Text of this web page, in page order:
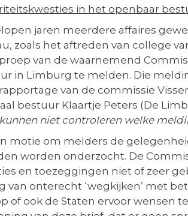
in het openbaar
jaren meerdere affaires
zoals het aftreden van college
van de waarnemend
in Limburg te melden. Die
van de commissie
bestuur Klaartje Peters (De
niet controleren welke
motie om melders de
worden onderzocht. De
en toezeggingen niet of zeer
van onterecht ‘wegkijken’ met
of ook de Staten ervoor wensen